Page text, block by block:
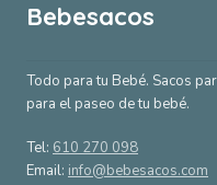
Bebesacos
Todo para tu Bebé. Sacos
para el paseo de tu bebé.
Tel: 610 270 098
Email: info@bebesacos.com